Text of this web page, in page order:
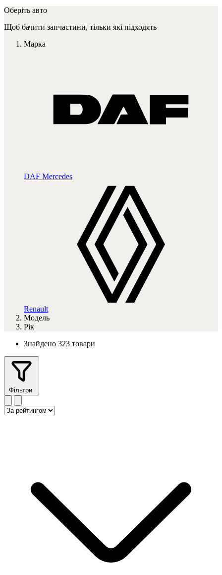
Оберіть авто
Щоб бачити запчастини, тільки які підходять
Марка
DAF Mercedes
Renault
Модель
Рік
Знайдено 323 товари
Фільтри